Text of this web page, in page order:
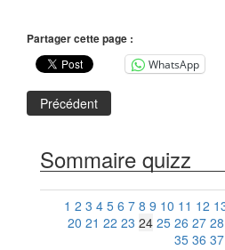
Partager cette page :
WhatsApp
Précédent
Sommaire quizz
1 2 3 4 5 6 7 8 9 10 11 12
20 21 22 23 24 25 26 27 28
35 36 37